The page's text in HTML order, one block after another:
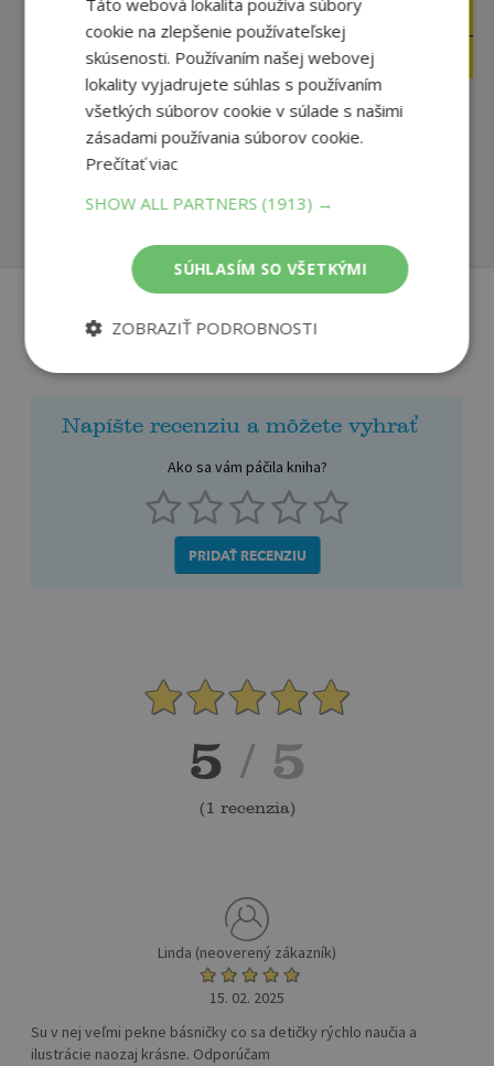
8,90
8 ,46€
Abeceda vo veršíkoch
Hubočanová Emília
Mucha na love
Na sklade
Napíšte recenziu a môžete vyhrať
Ako sa vám páčila kniha?
PRIDAŤ RECENZIU
5 / 5
(1 recenzia)
Linda (neoverený zákazník)
15. 02. 2025
Su v nej veľmi pekne básničky co sa detičky rýchlo naučia a
ilustrácie naozaj krásne. Odporúčam
Táto webová lokalita používa súbory
cookie na zlepšenie používateľskej
skúsenosti. Používaním našej webovej
lokality vyjadrujete súhlas s používaním
všetkých súborov cookie v súlade s našimi
zásadami používania súborov cookie.
Prečítať viac
SHOW ALL PARTNERS (1913) →
SÚHLASÍM SO VŠETKÝMI
ZOBRAZIŤ PODROBNOSTI